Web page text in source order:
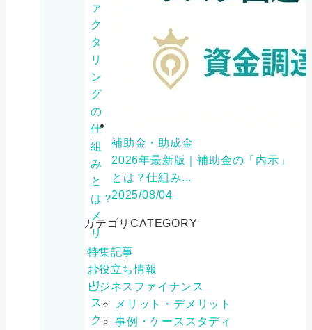
ァ
ク
タ
リ
ン
グ
の
仕
組
み
と
は？
メ
リ
ッ
ト・
リ
ス
ク
補助金・助成金
2026年最新版｜補助金の「内示」
とは？仕組み...
2025/08/04
カテゴリCATEGORY
特集記事
お役立ち情報
ビジネスファイナンス
メリット・デメリット
事例・ケーススタディ